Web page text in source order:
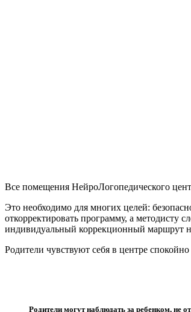
Все помещения НейроЛогопедического
Это необходимо для многих целей:
откорректировать программу, а методисту
индивидуальный коррекционный маршрут
Родители чувствуют себя в центре
Родители могут наблюдать за ребенком, не